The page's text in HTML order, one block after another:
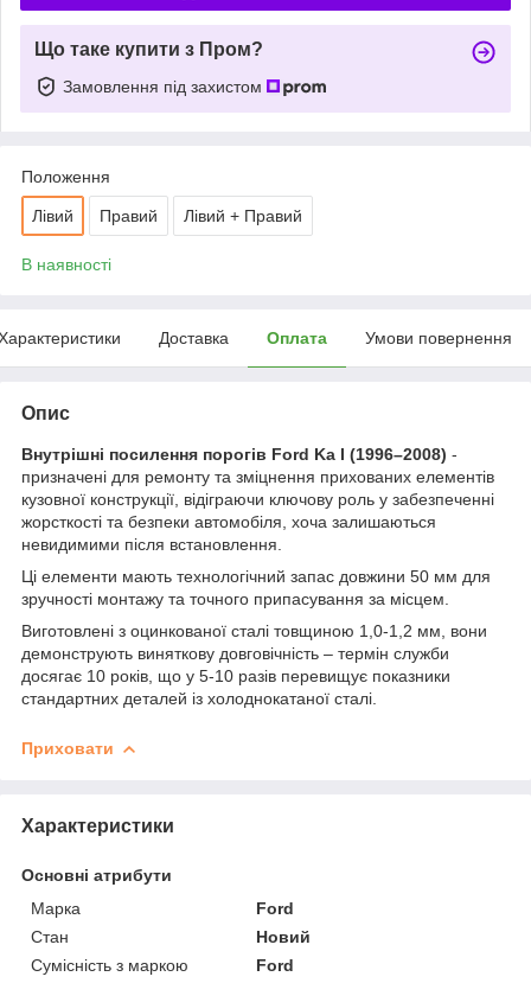
Що таке купити з Пром?
Замовлення під захистом
Положення
Лівий Правий Лівий + Правий
В наявності
Доставка Оплата Умови повернення
Опис
Внутрішні посилення порогів Ford Ka I (1996–2008) -
призначені для ремонту та зміцнення прихованих елементів
кузовної конструкції, відіграючи ключову роль у забезпеченні
жорсткості та безпеки автомобіля, хоча залишаються
невидимими після встановлення.
Ці елементи мають технологічний запас довжини 50 мм для
зручності монтажу та точного припасування за місцем.
Виготовлені з оцинкованої сталі товщиною 1,0-1,2 мм, вони
демонструють виняткову довговічність – термін служби
досягає 10 років, що у 5-10 разів перевищує показники
стандартних деталей із холоднокатаної сталі.
Приховати
Характеристики
Основні атрибути
Марка
Ford
Стан
Новий
Сумісність з маркою
Ford